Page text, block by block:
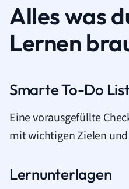
Alles was
Lernen
Smarte To-Do
Eine vorausgefüllte
mit wichtigen Zielen
Lernunterlagen